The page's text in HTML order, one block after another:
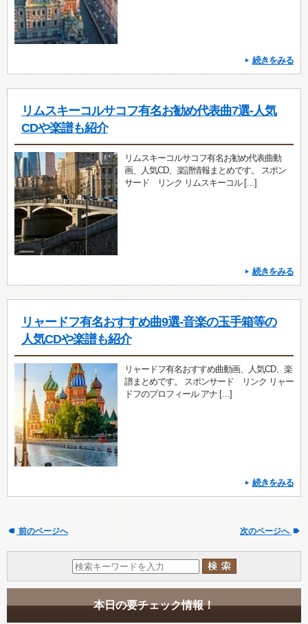
続きをみる
リムスキーコルサコフ有名お勧め代表曲7選-人気
CDや楽譜も紹介
リムスキーコルサコフ有名お勧め代表曲動
画、人気CD、楽譜情報まとめです。 スポン
サード リンク リムスキーコル […]
続きをみる
リャードフ有名おすすめ曲9選-音楽の玉手箱等の
人気CDや楽譜も紹介
リャードフ有名おすすめ曲動画、人気CD、楽
譜まとめです。 スポンサード リンク リャー
ドフのプロフィール アナ […]
続きをみる
前のページへ 次のページへ
本日の要チェック情報！